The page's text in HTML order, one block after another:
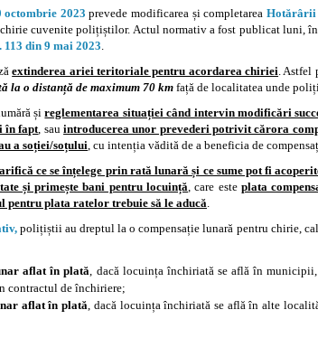
octombrie 2023 prevede modificarea și completareaHotărârii
cuvenite polițiștilor. Actul normativ a fost publicat luni,
113 din 9 mai 2023.
extinderea ariei teritoriale pentru acordarea chiriei. Astfel
la o distanță de maximum 70 km față de localitatea unde
șireglementarea situației când intervin modificări
în fapt, sauintroducerea unor prevederi potrivit cărora
a soției/soțului, cu intenția vădită de a beneficia de
ce se înțelege prin rată lunară și ce sume pot fi
și primește bani pentru locuință, care este plata
plata ratelor trebuie să le aducă.
polițiștii au dreptul la o compensație lunară pentru chirie,
aflat în plată, dacă locuința închiriată se află în
contractul de închiriere;
aflat în plată, dacă locuința închiriată se află în alte